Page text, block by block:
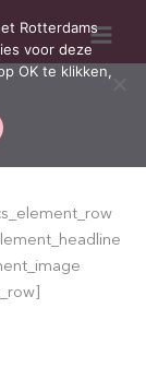
Rotterdams
voor deze
OK te klikken,